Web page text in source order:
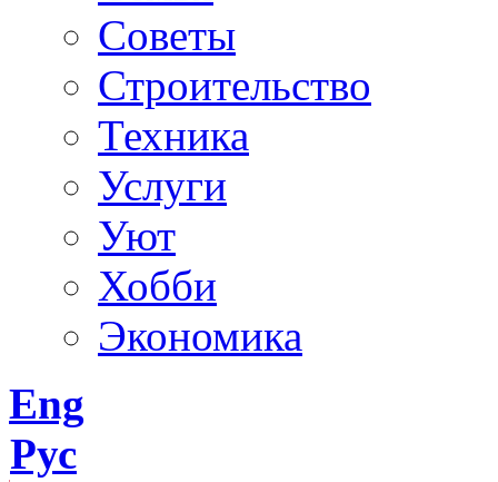
Советы
Строительство
Техника
Услуги
Уют
Хобби
Экономика
Eng
Рус